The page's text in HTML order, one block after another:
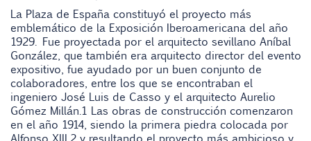
La Plaza de España constituyó el proyecto más
emblemático de la Exposición Iberoamericana del año
1929. Fue proyectada por el arquitecto sevillano Aníbal
González, que también era arquitecto director del evento
expositivo, fue ayudado por un buen conjunto de
colaboradores, entre los que se encontraban el
ingeniero José Luis de Casso y el arquitecto Aurelio
Gómez Millán.1 Las obras de construcción comenzaron
en el año 1914, siendo la primera piedra colocada por